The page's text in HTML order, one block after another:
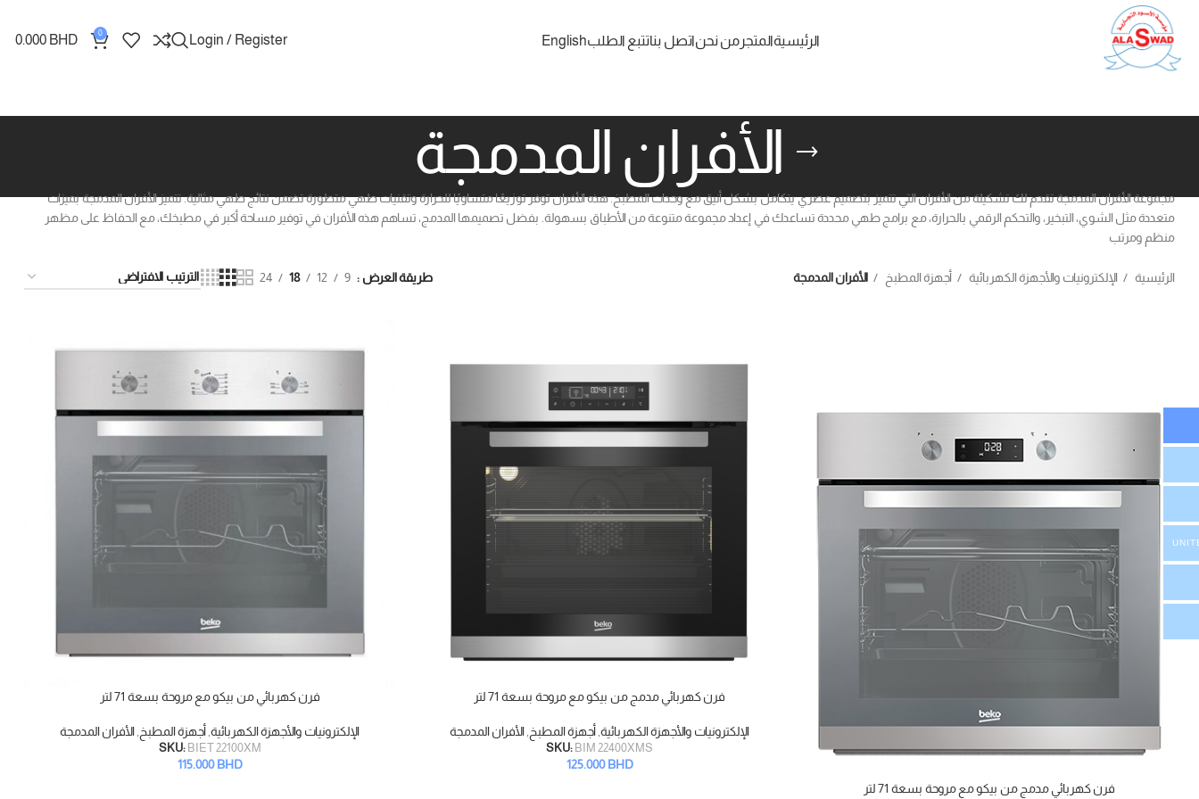
الرئيسيةالمتجر من نحناتصل بناتتبع الطلبEnglish
Login / Register
0
0.000 BHD
الأفران المدمجة
مجموعة الأفران المدمجة تقدم لك تشكيلة من الأفران التي تتميز بتصميم عصري يتكامل بشكل أنيق مع وحدات المطبخ. هذه الأفران توفر توزيعًا متساويًا للحرارة وتقنيات طهي متطورة تضمن نتائج طهي مثالية. تتميز الأفران المدمجة بميزات
متعددة مثل الشوي، التبخير، والتحكم الرقمي بالحرارة، مع برامج طهي محددة تساعدك في إعداد مجموعة متنوعة من الأطباق بسهولة. بفضل تصميمها المدمج، تساهم هذه الأفران في توفير مساحة أكبر في مطبخك، مع الحفاظ على مظهر
منظم ومرتب
الرئيسية الإلكترونيات والأجهزة الكهربائية أجهزة المطبخ الأفران المدمجة طريقة العرض 9
12
18
24
إضافة إلى السلةفرن كهربائي مدمج من بيكو مع مروحة بسعة 71 لتر
إضافة إلى السلةفرن كهربائي مدمج من بيكو مع مروحة بسعة 71 لتر
الإلكترونيات والأجهزة الكهربائية, أجهزة المطبخ الأفران المدمجة
SKU: BIM 22400XMS
125.000BHD
فرن كهربائي من بيكو مع مروحة بسعة 71 لتر
الإلكترونيات والأجهزة الكهربائية, أجهزة المطبخ الأفران المدمجة
SKU: BIET 22100XM
115.000BHD